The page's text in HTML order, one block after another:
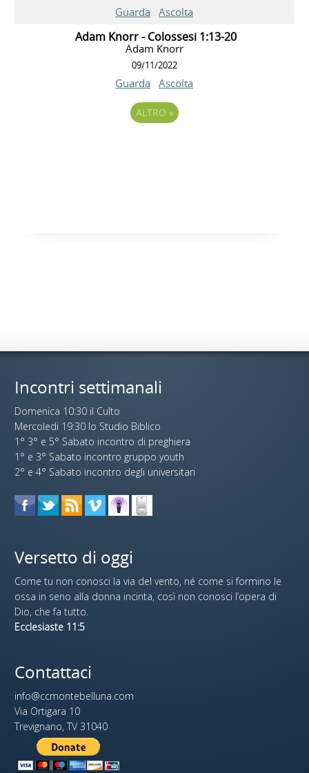
Guarda Ascolta
Adam Knorr - Colossesi 1:13-20
Adam Knorr
09/11/2022
Guarda Ascolta
ALTRO »
Incontri settimanali
Domenica 10:30 il Culto
Mercoledi 19:30 lo Studio Biblico
1° 3° e 5° Sabato incontro di preghiera
1° e 3° Sabato incontro gruppo youth
2° e 4° Sabato incontro degli universitari
Versetto di oggi
Come tu non conosci la via del vento, né come si formino le
ossa in seno alla donna incinta, così non conosci l’opera di
Dio, che fa tutto.
Ecclesiaste 11:5
Contattaci
info@ccmontebelluna.com
Via Ortigara 10
Trevignano, TV 31040